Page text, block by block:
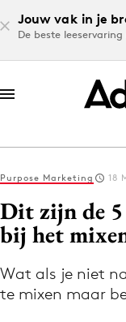
Jouw vak in je
De beste
Log in
Volg het
Purpose Marketing 18
Dit zijn de 5
bij het
Wat als je niet
te mixen maar